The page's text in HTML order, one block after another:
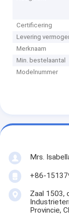
Certificering
Levering
Merknaam
Min. bestelaantal
Modelnummer
Mrs.
+86-
Zaal 1503,
Provincie,